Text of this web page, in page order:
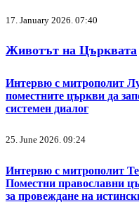
17. January 2026. 07:40
Животът на Църквата
Интервю с митрополит
поместните църкви да
системен диалог
25. June 2026. 09:24
Интервю с митрополит
Поместни православни
за провеждане на